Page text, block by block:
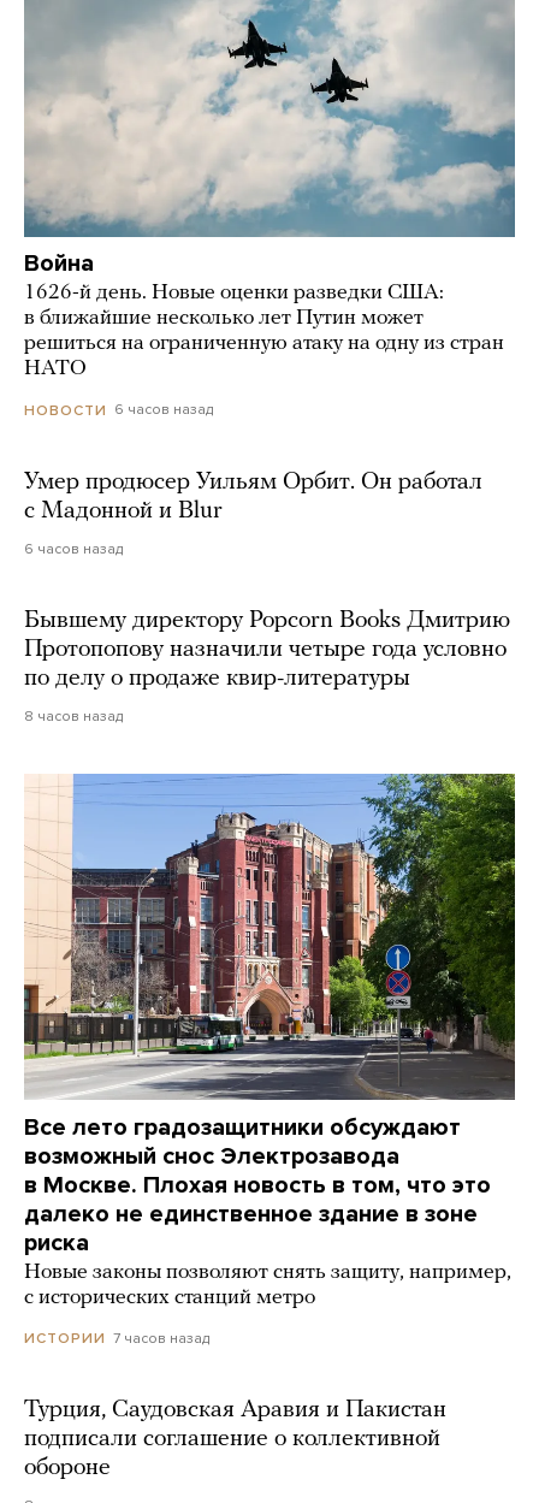
Война
1626-й день. Новые оценки разведки США:
в ближайшие несколько лет Путин может
решиться на ограниченную атаку на одну из стран
НАТО
НОВОСТИ 6 часов назад
Умер продюсер Уильям Орбит. Он работал
с Мадонной и Blur
6 часов назад
Бывшему директору Popcorn Books Дмитрию
Протопопову назначили четыре года условно
по делу о продаже квир-литературы
8 часов назад
Все лето градозащитники обсуждают
возможный снос Электрозавода
в Москве. Плохая новость в том, что это
далеко не единственное здание в зоне
риска
Новые законы позволяют снять защиту, например,
с исторических станций метро
ИСТОРИИ 7 часов назад
Турция, Саудовская Аравия и Пакистан
подписали соглашение о коллективной
обороне